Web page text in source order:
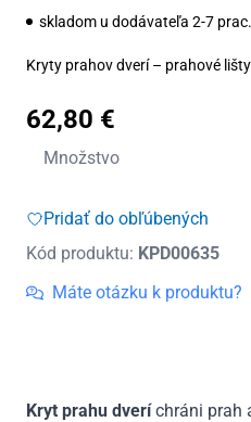
skladom u dodávateľa 2-7
Kryty prahov dverí – prahové lišty
62,80 €
Množstvo
množstvo
prahov
nerezové
Ford
Pridať do obľúbených
Kód produktu: KPD00635
Máte otázku k produktu?
Kryt prahu dveríchráni prah